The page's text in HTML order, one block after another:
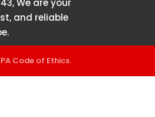
We are your
and reliable
Code of Ethics.